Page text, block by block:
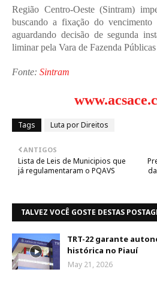
Região Centro-Oeste (Sintram)
buscando a fixação do vencimento
aguardando decisão de segunda
liminar pela Vara de Fazenda
Fonte: Sintram
Tags Luta por Direitos
ANTIGOS
Lista de Leis de Municipios que
já regulamentaram o PQAVS
TALVEZ VOCÊ GOSTE DESTAS
TRT-22 garante
histórica no Piauí
May 21, 2026